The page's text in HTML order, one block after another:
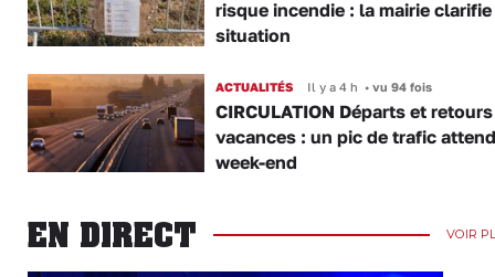
risque incendie : la mairie
situation
ACTUALITÉS Il y a 4 h •vu 94 fois
CIRCULATION Départs et
vacances : un pic de trafic
week-end
EN DIRECT VOIR